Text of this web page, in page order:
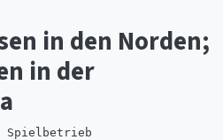
in den Norden;
in der
Spielbetrieb